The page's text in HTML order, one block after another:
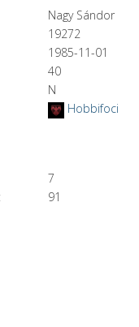
Nagy Sándor
19272
1985-11-01
40
N
Hobbifoci
7
91